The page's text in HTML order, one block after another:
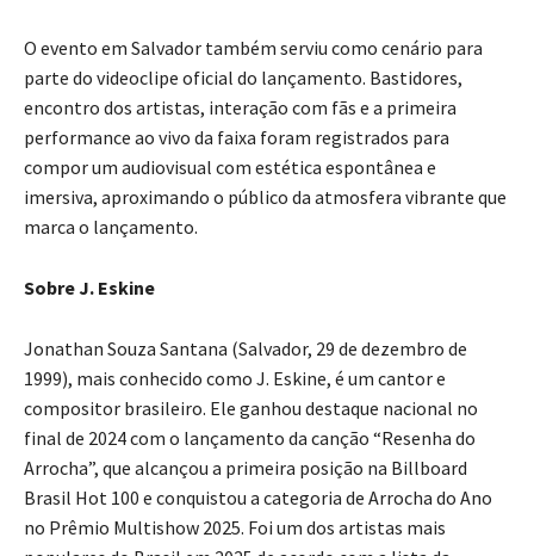
O evento em Salvador também serviu como cenário para
parte do videoclipe oficial do lançamento. Bastidores,
encontro dos artistas, interação com fãs e a primeira
performance ao vivo da faixa foram registrados para
compor um audiovisual com estética espontânea e
imersiva, aproximando o público da atmosfera vibrante que
marca o lançamento.
Sobre J. Eskine
Jonathan Souza Santana (Salvador, 29 de dezembro de
1999), mais conhecido como J. Eskine, é um cantor e
compositor brasileiro. Ele ganhou destaque nacional no
final de 2024 com o lançamento da canção “Resenha do
Arrocha”, que alcançou a primeira posição na Billboard
Brasil Hot 100 e conquistou a categoria de Arrocha do Ano
no Prêmio Multishow 2025. Foi um dos artistas mais